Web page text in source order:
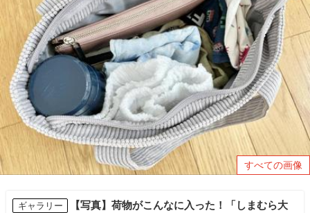
すべての画像
ギャラリー
【写真】荷物がこんなに入った！「しまむら大